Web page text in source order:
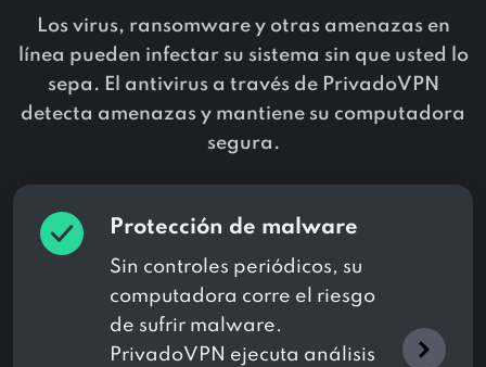
Los virus, ransomware y otras amenazas en
línea pueden infectar su sistema sin que usted lo
sepa. El antivirus a través de PrivadoVPN
detecta amenazas y mantiene su computadora
segura.
Protección de malware
Sin controles periódicos, su
computadora corre el riesgo
de sufrir malware.
PrivadoVPN ejecuta análisis